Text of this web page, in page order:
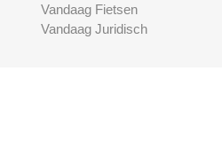
Vandaag Fietsen
Vandaag Juridisch